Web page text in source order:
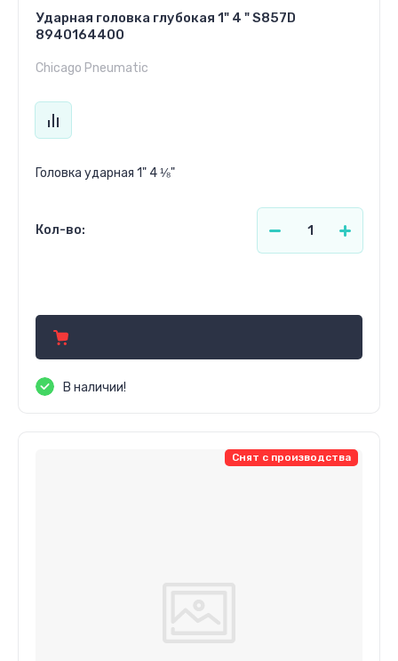
Ударная головка глубокая 1" 4 " S857D
8940164400
Chicago Pneumatic
Головка ударная 1" 4 ⅛"
Кол-во:
В наличии!
Снят с производства